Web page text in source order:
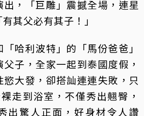
，「巨雕」震撼全場，連星
其父必有其子！」
哈利波特」的「馬份爸爸」
子，全家一起到泰國度假，
大發，卻搭訕連連失敗，只
走到浴室，不僅秀出翹臀，
出驚人正面，好身材令人讚